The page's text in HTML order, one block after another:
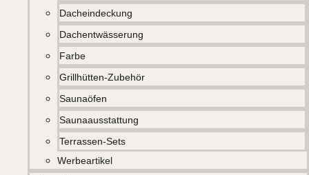
Dacheindeckung
Dachentwässerung
Farbe
Grillhütten-Zubehör
Saunaöfen
Saunaausstattung
Terrassen-Sets
Werbeartikel